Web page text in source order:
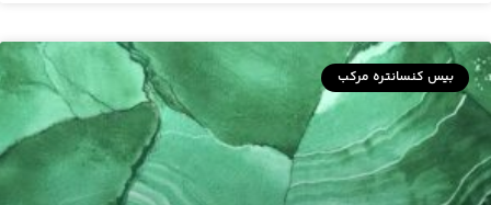
بیس کنسانتره مرکب